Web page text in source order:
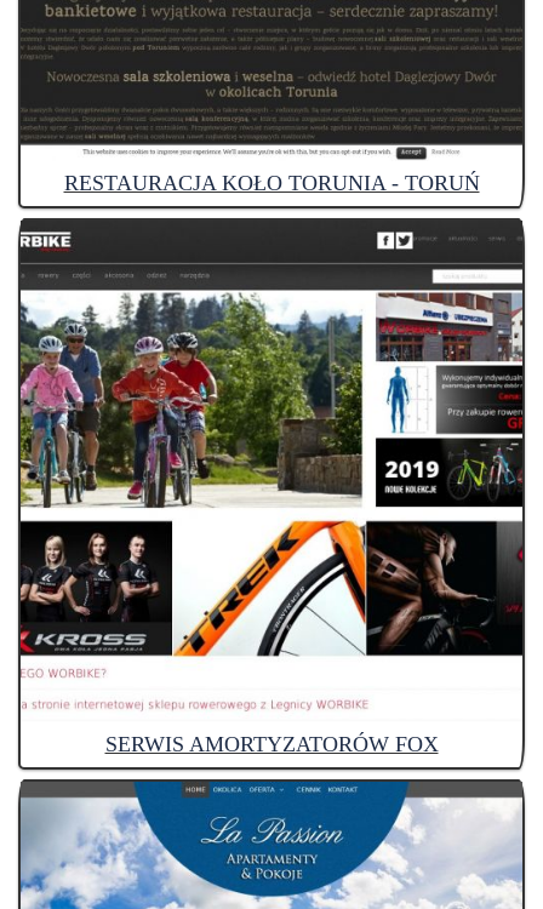
RESTAURACJA KOŁO TORUNIA - TORUŃ
SERWIS AMORTYZATORÓW FOX